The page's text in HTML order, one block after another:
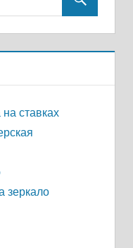
ставках
зеркало